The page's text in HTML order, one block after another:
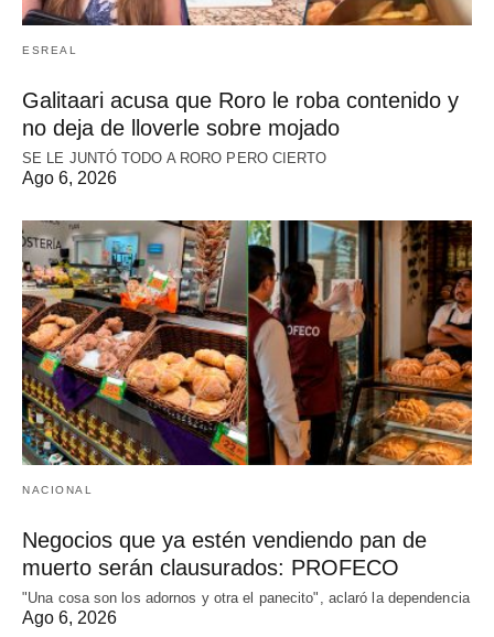
ESREAL
Galitaari acusa que Roro le roba contenido y
no deja de lloverle sobre mojado
SE LE JUNTÓ TODO A RORO PERO CIERTO
Ago 6, 2026
NACIONAL
Negocios que ya estén vendiendo pan de
muerto serán clausurados: PROFECO
"Una cosa son los adornos y otra el panecito", aclaró la dependencia
Ago 6, 2026